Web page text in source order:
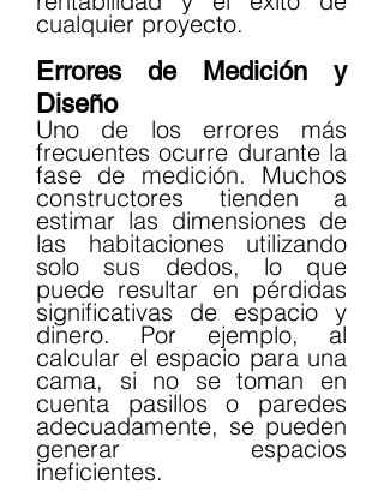
cualquier proyecto.
Errores de Medición y
Diseño
Uno de los errores más
frecuentes ocurre durante la
fase de medición. Muchos
constructores tienden a
estimar las dimensiones de
las habitaciones utilizando
solo sus dedos, lo que
puede resultar en pérdidas
significativas de espacio y
dinero. Por ejemplo, al
calcular el espacio para una
cama, si no se toman en
cuenta pasillos o paredes
adecuadamente, se pueden
generar espacios
ineficientes.